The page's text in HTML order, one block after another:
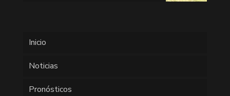
Inicio
Noticias
Pronósticos